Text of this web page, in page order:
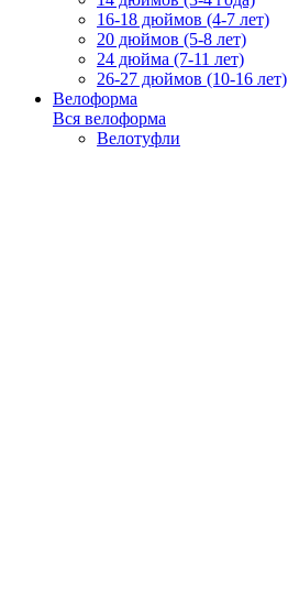
16-18 дюймов (4-7 лет)
20 дюймов (5-8 лет)
24 дюйма (7-11 лет)
26-27 дюймов (10-16 лет)
Велоформа
Вся велоформа
Велотуфли